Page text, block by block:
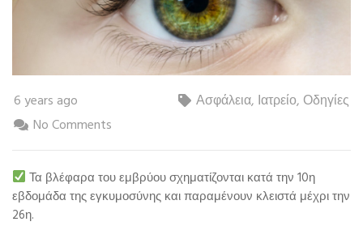
6 years ago Ασφάλεια, Ιατρείο, Οδηγίες
No Comments
Τα βλέφαρα του εμβρύου σχηματίζονται κατά την 10η
εβδομάδα της εγκυμοσύνης και παραμένουν κλειστά μέχρι την
26η.